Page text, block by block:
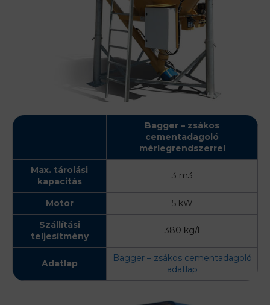
Bagger – zsákos
cementadagoló
mérlegrendszerrel
Max. tárolási
kapacitás
3 m3
Motor
5 kW
Szállítási
teljesítmény
380 kg/l
Adatlap
Bagger – zsákos cementadagoló
adatlap